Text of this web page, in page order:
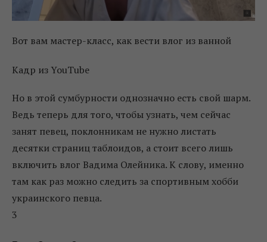
Вот вам мастер-класс, как вести влог из ванной
Кадр из YouTube
Но в этой сумбурности однозначно есть свой шарм.
Ведь теперь для того, чтобы узнать, чем сейчас
занят певец, поклонникам не нужно листать
десятки страниц таблоидов, а стоит всего лишь
включить влог Вадима Олейника. К слову, именно
там как раз можно следить за спортивным хобби
украинского певца.
3